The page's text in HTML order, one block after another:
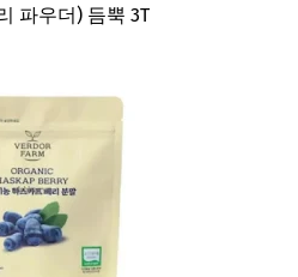
파우더) 듬뿍 3T